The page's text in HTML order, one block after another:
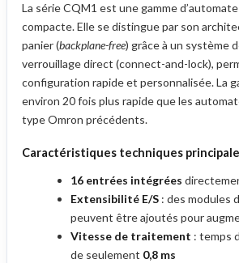
La série CQM1 est une gamme
compacte. Elle se distingue par son
panier (backplane-free) grâce à un système
verrouillage direct (connect-and-lock),
configuration rapide et personnalisée. La
environ 20 fois plus rapide que les
type Omron précédents.
Caractéristiques techniques
16 entrées intégrées
Extensibilité E/S : des modules
peuvent être ajoutés pour
Vitesse de traitement : temps
de seulement 0,8 ms